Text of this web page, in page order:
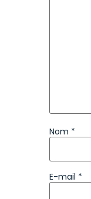
Nom *
E-mail *